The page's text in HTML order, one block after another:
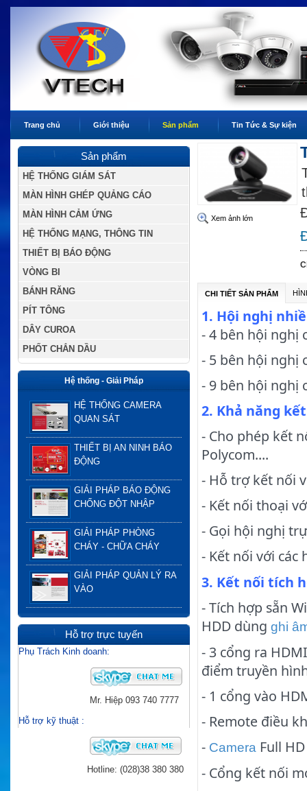
Trang chủ Giới thiệu Sản phẩm Tin Tức & Sự kiện
Sản phẩm
HỆ THỐNG GIÁM SÁT
MÀN HÌNH GHÉP QUẢNG CÁO
MÀN HÌNH CẢM ỨNG
HỆ THỐNG MẠNG, THÔNG TIN
THIẾT BỊ BÁO ĐỘNG
VÒNG BI
BÁNH RĂNG
PÍT TÔNG
DÂY CUROA
PHỐT CHẮN DẦU
Hệ thống - Giải Pháp
HỆ THỐNG CAMERA
QUAN SÁT
THIẾT BỊ AN NINH BÁO
ĐỘNG
GIẢI PHÁP BÁO ĐỘNG
CHỐNG ĐỘT NHẬP
GIẢI PHÁP PHÒNG
CHÁY - CHỮA CHÁY
GIẢI PHÁP QUẢN LÝ RA
VÀO
Hỗ trợ trực tuyến
Phụ Trách Kinh doanh:
Mr. Hiệp 093 740 7777
Hỗ trợ kỹ thuật :
Hotline: (028)38 380 380
Xem ảnh lớn
CHI TIẾT SẢN PHẨM
1. Hội nghị
- 4 bên hội nghị
- 5 bên hội nghị
- 9 bên hội nghị
2. Khả năng
- Cho phép kết
Polycom....
- Hỗ trợ kết nối
- Kết nối thoại
- Gọi hội nghị
- Kết nối với
3. Kết nối tích
- Tích hợp sẵn
HDD dùng ghi
- 3 cổng ra
điểm truyền
- 1 cổng vào
- Remote điều
- Camera Full
- Cổng kết nối